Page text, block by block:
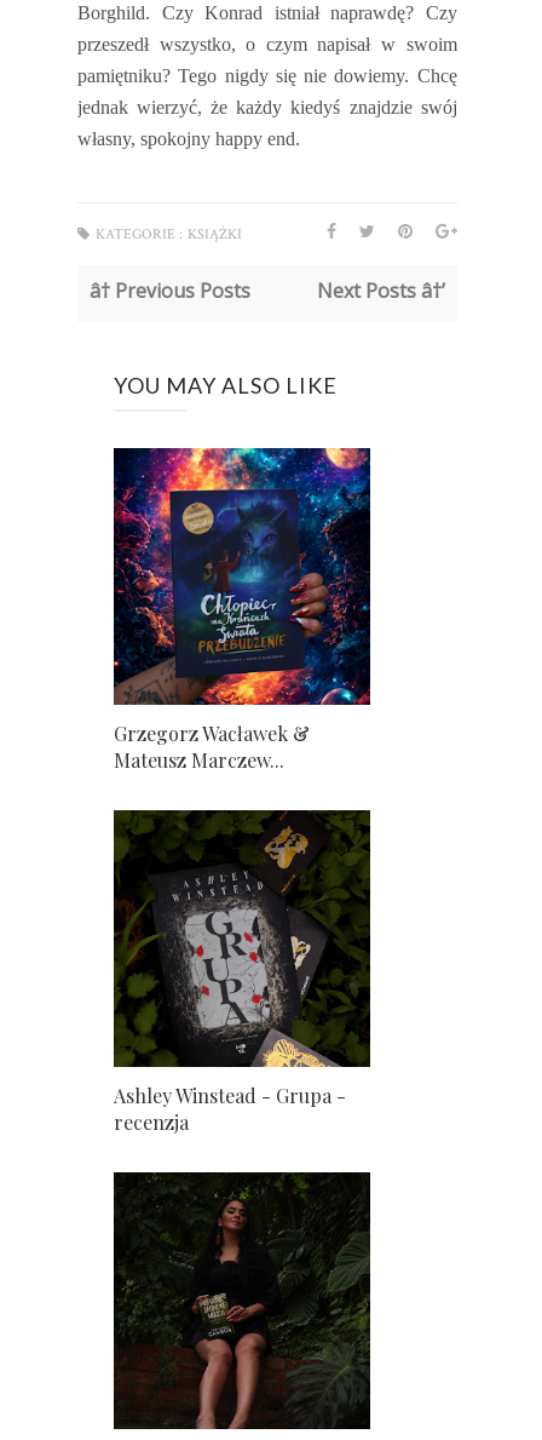
Borghild. Czy Konrad istniał naprawdę? Czy
przeszedł wszystko, o czym napisał w swoim
pamiętniku? Tego nigdy się nie dowiemy. Chcę
jednak wierzyć, że każdy kiedyś znajdzie swój
własny, spokojny happy end.
KATEGORIE : KSIĄŻKI
â† Previous Posts Next Posts â†’
YOU MAY ALSO LIKE
Grzegorz Wacławek &
Mateusz Marczew...
Ashley Winstead - Grupa -
recenzja